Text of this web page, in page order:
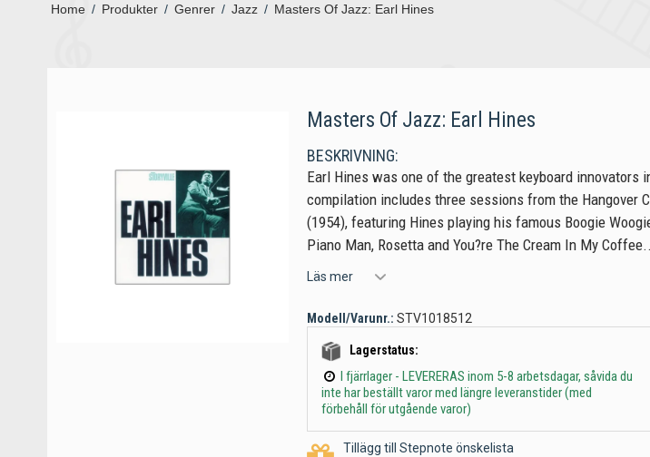
Home / Produkter / Genrer / Jazz / Masters Of Jazz: Earl Hines
Masters Of Jazz: Earl Hines
BESKRIVNING:
Earl Hines was one of the greatest keyboard innovators
compilation includes three sessions from the Hangover
(1954), featuring Hines playing his famous Boogie
Piano Man, Rosetta and You?re The Cream In My
Läs mer
Modell/Varunr.: STV1018512
Lagerstatus:
I fjärrlager - LEVERERAS inom 5-8 arbetsdagar, såvida du
inte har beställt varor med längre leveranstider (med
förbehåll för utgående varor)
Tillägg till Stepnote önskelista